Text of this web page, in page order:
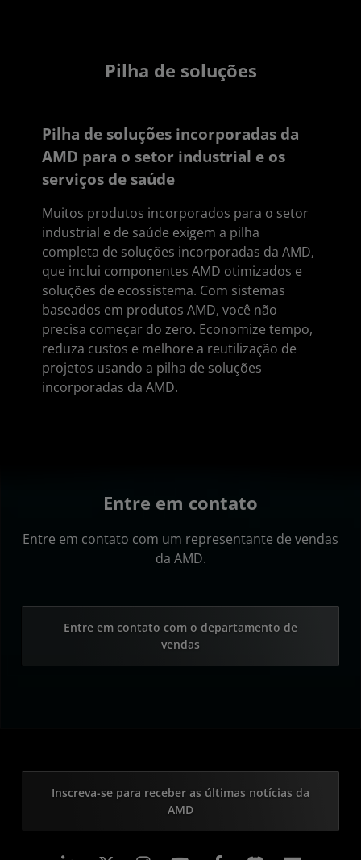
Pilha de soluções
Pilha de soluções incorporadas da
AMD para o setor industrial e os
serviços de saúde
Muitos produtos incorporados para o setor
industrial e de saúde exigem a pilha
completa de soluções incorporadas da AMD,
que inclui componentes AMD otimizados e
soluções de ecossistema. Com sistemas
baseados em produtos AMD, você não
precisa começar do zero. Economize tempo,
reduza custos e melhore a reutilização de
projetos usando a pilha de soluções
incorporadas da AMD.
Entre em contato
Entre em contato com um representante de vendas
da AMD.
Entre em contato com o departamento de
vendas
Inscreva-se para receber as últimas notícias da
AMD